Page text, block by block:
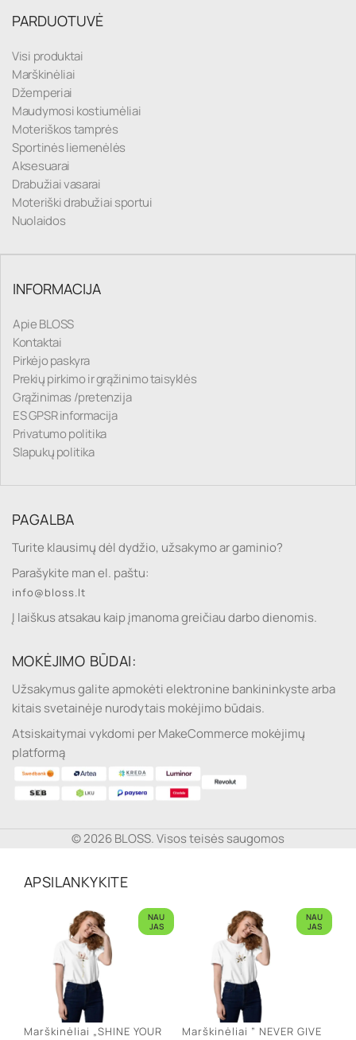
PARDUOTUVĖ
Visi produktai
Marškinėliai
Džemperiai
Maudymosi kostiumėliai
Moteriškos tamprės
Sportinės liemenėlės
Aksesuarai
Drabužiai vasarai
Moteriški drabužiai sportui
Nuolaidos
INFORMACIJA
Apie BLOSS
Kontaktai
Pirkėjo paskyra
Prekių pirkimo ir grąžinimo taisyklės
Grąžinimas /pretenzija
ES GPSR informacija
Privatumo politika
Slapukų politika
PAGALBA
Turite klausimų dėl dydžio, užsakymo ar gaminio?
Parašykite man el. paštu:
info@bloss.lt
Į laiškus atsakau kaip įmanoma greičiau darbo dienomis.
MOKĖJIMO BŪDAI:
Užsakymus galite apmokėti elektronine bankininkyste arba
kitais svetainėje nurodytais mokėjimo būdais.
Atsiskaitymai vykdomi per MakeCommerce mokėjimų
platformą
© 2026 BLOSS. Visos teisės saugomos
APSILANKYKITE
NAU
JAS
Marškinėliai „SHINE YOUR
NAU
JAS
Marškinėliai ” NEVER GIVE